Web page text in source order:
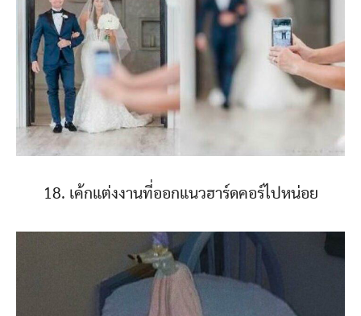
18. เค้กแต่งงานที่ออกแนวฮาร์ดคอร์ไปหน่อย